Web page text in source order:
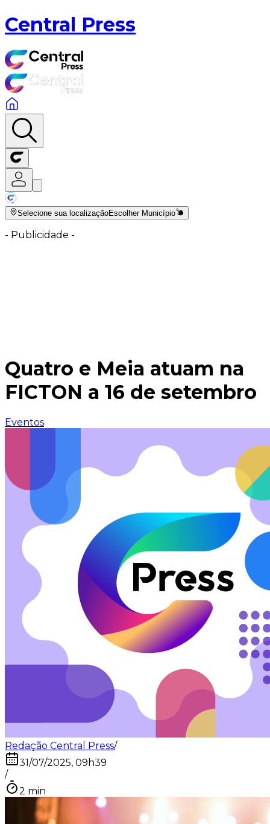
Central Press
Selecione sua localizaçãoEscolher Município
- Publicidade -
Quatro e Meia atuam na
FICTON a 16 de setembro
Eventos
Redação Central Press/
31/07/2025, 09h39
/
2 min